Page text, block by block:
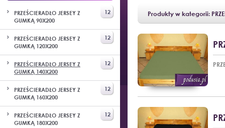
PRZEŚCIERADŁO JERSEY Z
GUMKĄ 90X200
12
PRZEŚCIERADŁO JERSEY Z
GUMKĄ 120X200
12
PRZEŚCIERADŁO JERSEY Z
GUMKĄ 140X200
12
PRZEŚCIERADŁO JERSEY Z
GUMKĄ 160X200
12
PRZEŚCIERADŁO JERSEY Z
GUMKĄ 180X200
12
Produkty w kategorii: